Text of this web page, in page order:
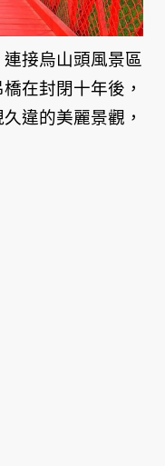
接烏山頭風景區
在封閉十年後，
違的美麗景觀，